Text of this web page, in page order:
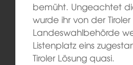
bemüht. Ungeachtet
wurde ihr von der Tiroler
Landeswahlbehörde
Listenplatz eins
Tiroler Lösung quasi.